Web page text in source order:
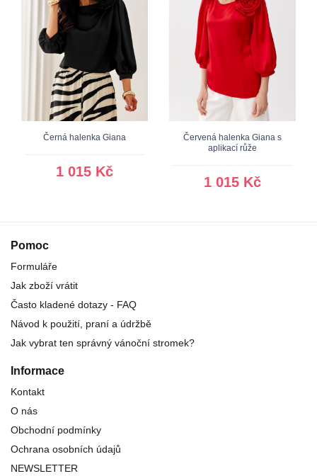
Černá halenka Giana
1 015 Kč
Červená halenka Giana s
aplikací růže
1 015 Kč
Pomoc
Formuláře
Jak zboží vrátit
Často kladené dotazy - FAQ
Návod k použití, praní a údržbě
Jak vybrat ten správný vánoční stromek?
Informace
Kontakt
O nás
Obchodní podmínky
Ochrana osobních údajů
NEWSLETTER